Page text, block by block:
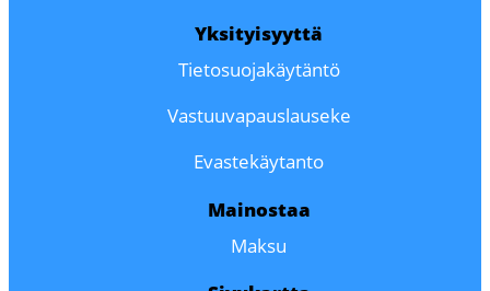
Yksityisyyttä
Tietosuojakäytäntö
Vastuuvapauslauseke
Evastekäytanto
Mainostaa
Maksu